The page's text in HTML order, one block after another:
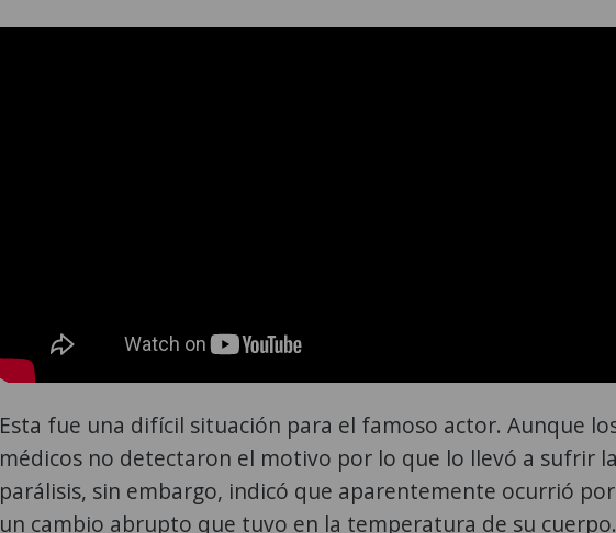
Esta fue una difícil situación para el famoso actor. Aunque
médicos no detectaron el motivo por lo que lo llevó a sufrir
parálisis, sin embargo, indicó que aparentemente ocurrió por
un cambio abrupto que tuvo en la temperatura de su cuerpo.